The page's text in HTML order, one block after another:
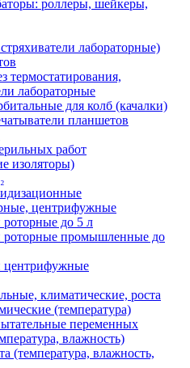
роллеры, шейкеры,
лабораторные)
термостатирования,
лабораторные
для колб (качалки)
планшетов
работ
изоляторы)
центрифужные
до 5 л
роторные промышленные до
центрифужные
климатические, роста
(температура)
переменных
влажность)
(температура, влажность,